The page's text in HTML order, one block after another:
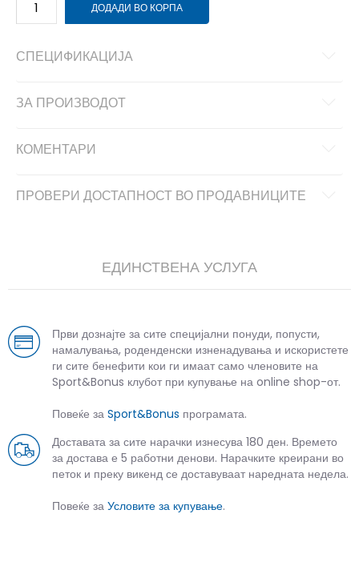
ДОДАДИ ВО КОРПА
СПЕЦИФИКАЦИЈА
ЗА ПРОИЗВОДОТ
КОМЕНТАРИ
ПРОВЕРИ ДОСТАПНОСТ ВО ПРОДАВНИЦИТЕ
ЕДИНСТВЕНА УСЛУГА
Први дознајте за сите специјални понуди, попусти,
намалувања, роденденски изненадувања и искористете
ги сите бенефити кои ги имаат само членовите на
Sport&Bonus клубот при купување на online shop-от.
Повеќе за Sport&Bonus програмата.
Доставата за сите нарачки изнесува 180 ден. Времето
за достава е 5 работни денови. Нарачките креирани во
петок и преку викенд се доставуваат наредната недела.
Повеќе за Условите за купување.